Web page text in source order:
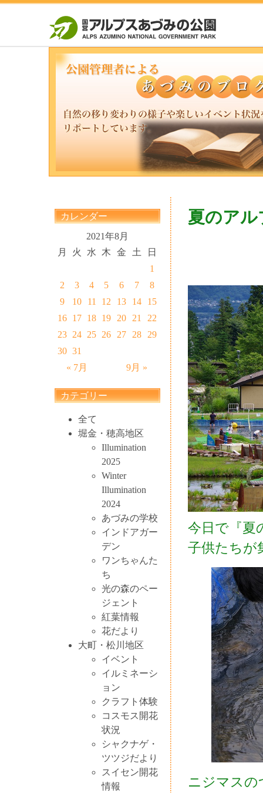
カレンダー
2021年8月
月
火 水 木 金 土 日
« 7月 9月 »
1
2
3 4 5 6 7
8
9
10 11 12 13 14
15
16 17 18 19 20 21
22
23 24 25 26 27 28
29
30 31
カテゴリー
全て
堀金・穂高地区
Illumination
2025
Winter
Illumination
2024
あづみの学校
インドアガー
デン
ワンちゃんた
ち
光の森のペー
ジェント
紅葉情報
花だより
大町・松川地区
イベント
イルミネーシ
ョン
クラフト体験
コスモス開花
状況
シャクナゲ・
ツツジだより
スイセン開花
情報
夏のアル
今日で『夏
子供たちが
ニジマスの